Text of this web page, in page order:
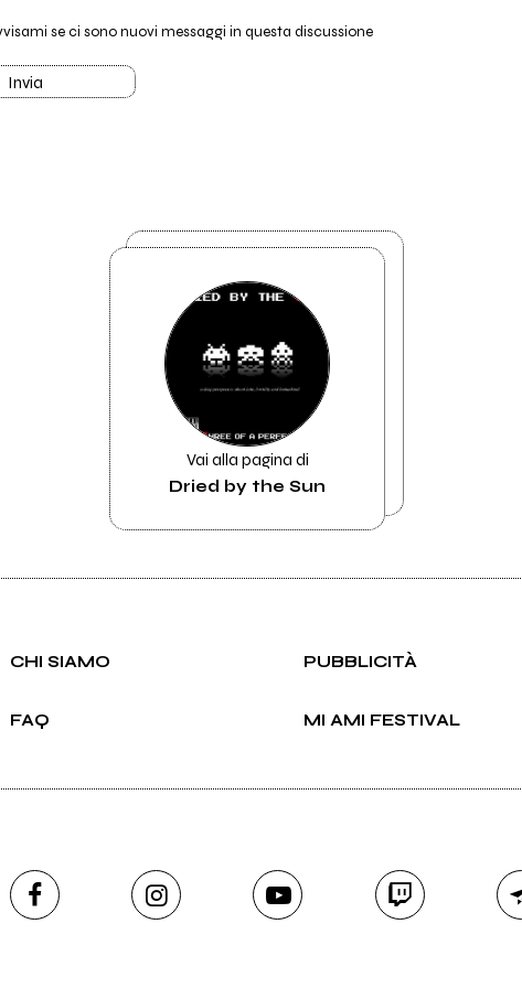
se ci sono nuovi messaggi in questa discussione
Invia
Vai alla pagina di
Dried by the Sun
CHI SIAMO PUBBLICITÀ
FAQ MI AMI FESTIVAL